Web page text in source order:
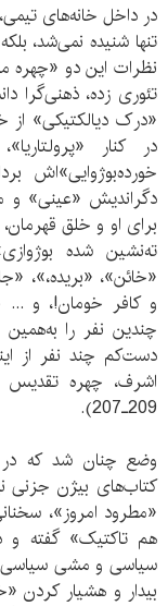
در داخل خانه‌های
تنها شنیده نمی‌شد،
نظرات این دو «چهره
تئوری زده،
«درک دیالکتیکی» از
در کنار
خورده‌بوژوایی»اش
دگراندیش «عینی»
برای او و خلق
ته‌نشین شده
«خائن»، «بریده،»،
و کافر خومان!، و ...
چندین نفر را به‌همین
دست‌کم چند نفر از
اشرف، چهره
209ـ207).
وضع چنان شد که در
کتاب‌های بیژن جزنی
«مطرود امروز»،
هم تاکتیک» گفته و
سیاسی و مشی سیاسی
بیدار و هشیار کردن